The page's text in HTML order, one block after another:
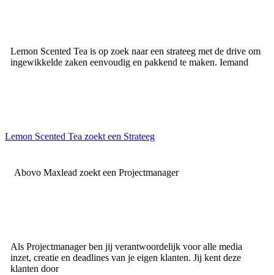
Lemon Scented Tea is op zoek naar een strateeg met de drive om
ingewikkelde zaken eenvoudig en pakkend te maken. Iemand
Lemon Scented Tea zoekt een Strateeg
Abovo Maxlead zoekt een Projectmanager
Als Projectmanager ben jij verantwoordelijk voor alle media
inzet, creatie en deadlines van je eigen klanten. Jij kent deze
klanten door